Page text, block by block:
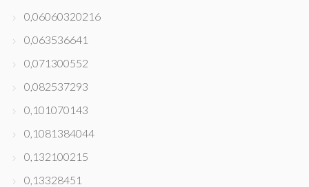
0,06060320216
0,063536641
0,071300552
0,082537293
0,101070143
0,1081384044
0,132100215
0,13328451